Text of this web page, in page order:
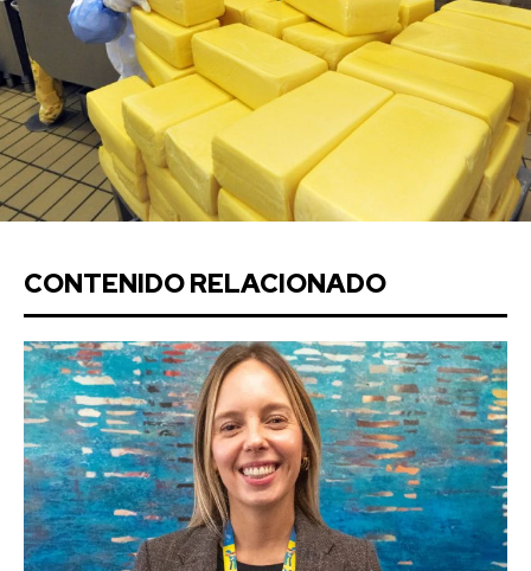
CONTENIDO RELACIONADO